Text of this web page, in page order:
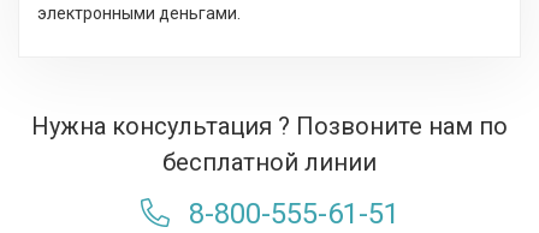
электронными деньгами.
Нужна консультация ? Позвоните нам по
бесплатной линии
8-800-555-61-51